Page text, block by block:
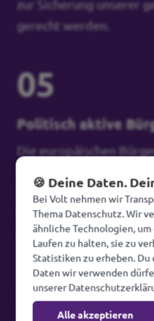
zur Sicherung unserer
gerecht werden.
05
Politisch aktive
Die europäischen
Entscheidungen zu
Wahlen hinaus Einfluss
und ihre
+1
🍪 Deine Daten.
Bei Volt nehmen wir
Thema Datenschutz. Wir
ähnliche Technologien,
Laufen zu halten, sie zu
Statistiken zu erheben.
Daten wir verwenden
unserer
Alle akzeptieren